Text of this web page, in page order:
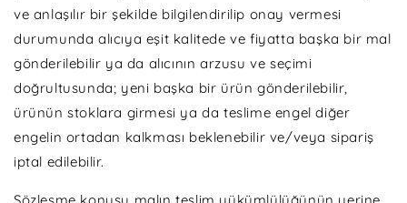
ve anlaşılır bir şekilde bilgilendirilip onay vermesi
durumunda alıcıya eşit kalitede ve fiyatta başka bir mal
gönderilebilir ya da alıcının arzusu ve seçimi
doğrultusunda; yeni başka bir ürün gönderilebilir,
ürünün stoklara girmesi ya da teslime engel diğer
engelin ortadan kalkması beklenebilir ve/veya sipariş
iptal edilebilir.